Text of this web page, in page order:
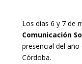
Los días 6 y 7 de
Comunicación
presencial del año
Córdoba.